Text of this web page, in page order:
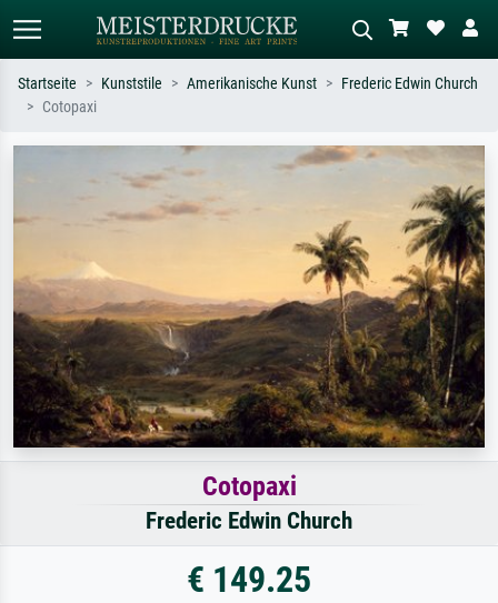
Suchen Sie nach Künstlern, Werktiteln
oder Stilen – z.B. Monet,
Sternennacht, Impressionismus, Welle
Beschreiben Sie die Szene – z.B. Grüne
Wiese, Abstrakt mit viel Rot, Dunkles
Ölgemälde, Stehender Akt neben einem
Baum.
Startseite Kunststile Amerikanische Kunst
Frederic Edwin Church
Cotopaxi
Cotopaxi
Frederic Edwin Church
€ 149.25